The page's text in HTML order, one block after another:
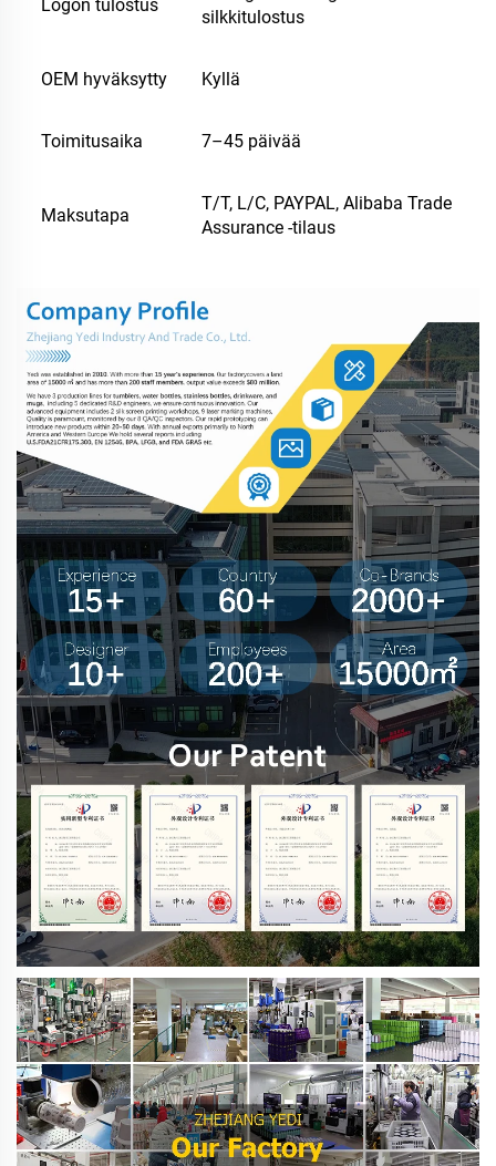
Logon tulostus
silkkitulostus
OEM hyväksytty Kyllä
Toimitusaika 7–45 päivää
Maksutapa
T/T, L/C, PAYPAL, Alibaba Trade
Assurance -tilaus